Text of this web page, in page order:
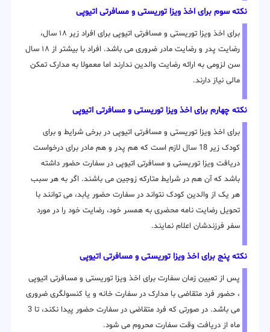
نکته سوم برای اخذ ویزا توریستی و مسافرتی اتیوپی
برای اخذ ویزا توریستی و مسافرتی اتیوپی برای افراد زیر ۱۸ سال،
رضایت پدر و رضایت مادر ضروری می باشد. افراد با بیشتر از ۱۸ سال
سن لزومی به ارائه رضایت والدین ندارند اما معمولا به مدارک تمکن
مالی نیاز دارند.
نکته چهارم برای اخذ ویزا توریستی و مسافرتی اتیوپی
برای اخذ ویزا توریستی و مسافرتی اتیوپی در برخی شرایط و برای
کودک زیر 18 سال لازم است که هم پدر و هم مادر برای درخواست
دریافت ویزا توریستی و مسافرتی اتیوپی در سفارت حضور داشته
باشد که آن هم در شرایط متارکه زوجین می باشند. اگر به هر سبب
هر یک از والدین کودک نتواند در سفارت حضور یابد، می توانند با
تحویل رضایت نامه محضری به همسر خود، رضایت خود را در مورد
سفر فرزندشان اعلام نمایند.
نکته پنج برای اخذ ویزا توریستی و مسافرتی اتیوپی
پس از تعیین زمان سفارت برای اخذ ویزا توریستی و مسافرتی اتیوپی
، حضور فرد متقاضی با مدارک در سفارت خانه و یا کنسولگری ضروری
می باشد. در صورتی که فرد متقاضی در سفارت حضور پیدا نکند، تا 3
ماه از دریافت وقت سفارت محروم می شود.